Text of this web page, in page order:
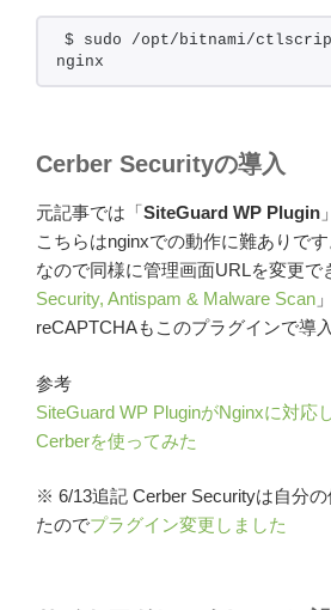
$ sudo /opt/bitnami/
nginx
Cerber Securityの導入
元記事では「SiteGuard WP Plugin
こちらはnginxでの動作に難ありです
なので同様に管理画面URLを変更で
Security, Antispam & Malware Scan
reCAPTCHAもこのプラグインで導
参考
SiteGuard WP PluginがNginxに対応
Cerberを使ってみた
※ 6/13追記 Cerber Securityは自分
たのでプラグイン変更しました